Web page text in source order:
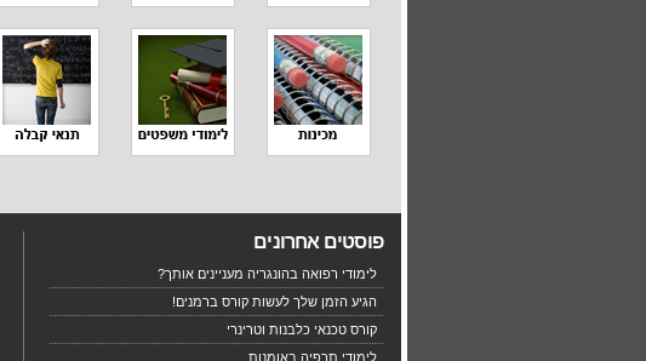
פוסטים אחרונים
לימודי רפואה בהונגריה מעניינים אותך?
הגיע הזמן שלך לעשות קורס ברמנים!
קורס טכנאי כלבנות וטרינרי
לימודי תרפיה באומנות